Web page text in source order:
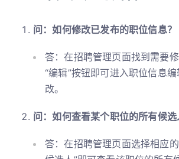
问：如何修改已发布的职位信息？
答：在招聘管理页面找到需要
“编辑”按钮即可进入职位信息
改。
问：如何查看某个职位的所有候选
答：在招聘管理页面选择相应